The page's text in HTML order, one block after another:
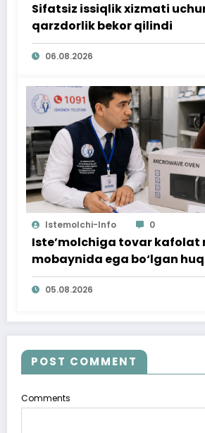
Sifatsiz issiqlik xizmati
qarzdorlik bekor qilindi
06.08.2026
Istemolchi-Info 0
Iste’molchiga tovar
mobaynida ega bo‘lgan
ta’minlab berildi
05.08.2026
POST COMMENT
Comments